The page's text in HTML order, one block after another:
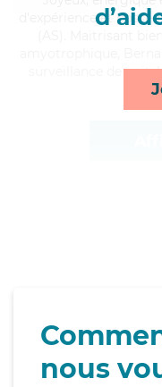
d'expérience et
surveillance de
nous